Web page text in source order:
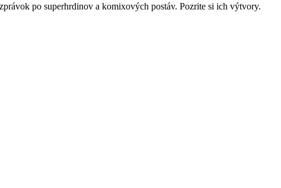
po superhrdinov a komixových postáv. Pozrite si ich výtvory.